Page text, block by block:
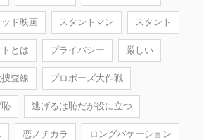
ド映画 スタントマン スタント
とは プライバシー 厳しい
査線 プロポーズ大作戦
逃げるは恥だが役に立つ
恋ノチカラ ロングバケーション